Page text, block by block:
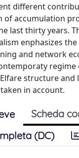
different
accumulation
last thirty years.
enphasizes
and network
regime
structure
in account.
Scheda
(DC)